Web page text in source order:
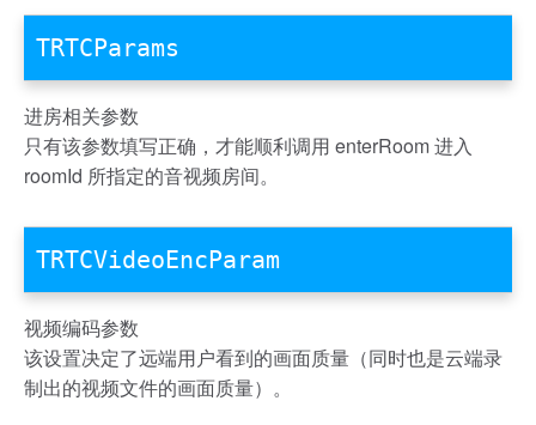
TRTCParams
进房相关参数
只有该参数填写正确，才能顺利调用 enterRoom 进入
roomId 所指定的音视频房间。
TRTCVideoEncParam
视频编码参数
该设置决定了远端用户看到的画面质量（同时也是云端录
制出的视频文件的画面质量）。